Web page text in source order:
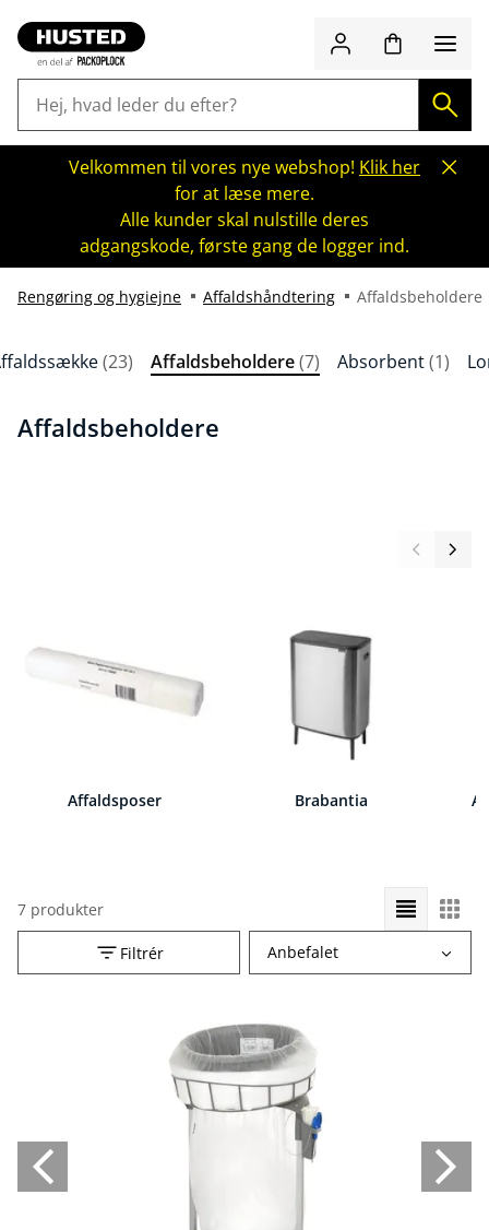
Velkommen til vores nye webshop! Klik her
for at læse mere.
Alle kunder skal nulstille deres
adgangskode, første gang de logger ind.
Rengøring og hygiejne Affaldshåndtering Affaldsbeholdere
(23) Affaldsbeholdere(7) Absorbent(1)
Affaldsbeholdere
Affaldsposer Brabantia
7 produkter
Filtrér
sorteringsrækkefølge
Anbefalet